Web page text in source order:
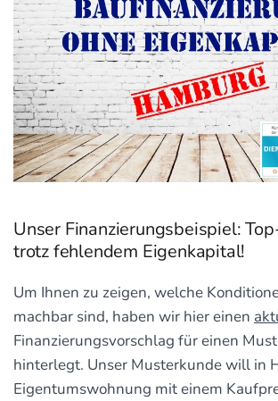
Unser Finanzierungsbeispiel:
trotz fehlendem Eigenkapital!
Um Ihnen zu zeigen, welche
machbar sind, haben wir hier einen
Finanzierungsvorschlag für einen
hinterlegt. Unser Musterkunde will in
Eigentumswohnung mit einem